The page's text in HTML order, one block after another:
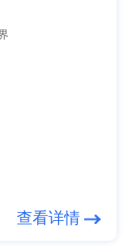
查看详情